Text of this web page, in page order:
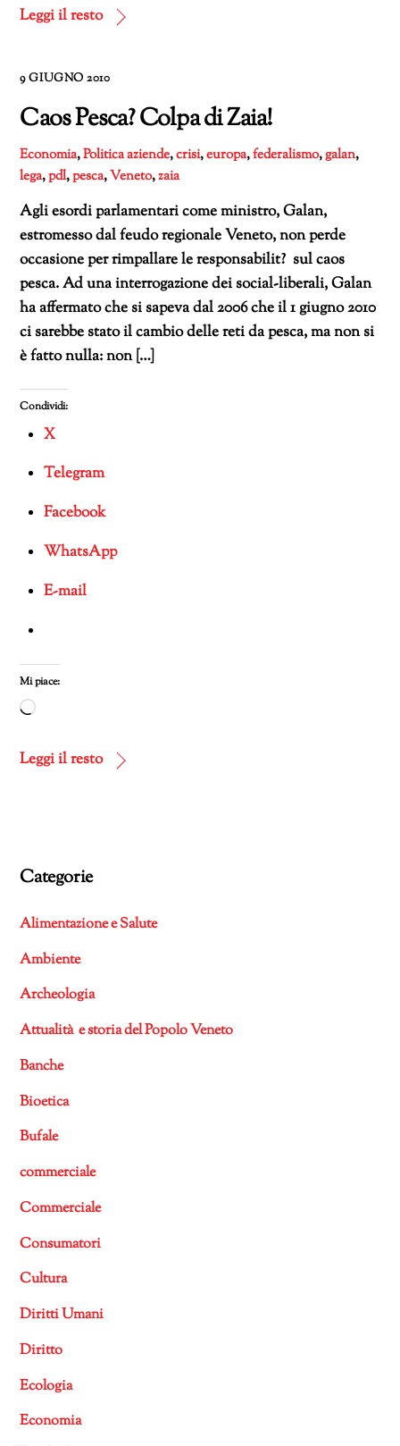
corso…
Leggi il resto
9 GIUGNO 2010
Caos Pesca? Colpa di Zaia!
Economia,Politicaaziende,crisi,europa,federalismo,galan,
lega,pdl,pesca,Veneto,zaia
Agli esordi parlamentari come ministro, Galan,
estromesso dal feudo regionale Veneto, non perde
occasione per rimpallare le responsabilit? sul caos
pesca. Ad una interrogazione dei social-liberali, Galan
ha affermato che si sapeva dal 2006 che il 1 giugno 2010
ci sarebbe stato il cambio delle reti da pesca, ma non si
è fatto nulla: non […]
Condividi:
X
Telegram
Facebook
WhatsApp
E-mail
Mi piace:
Caricamento
corso…
Leggi il resto
Categorie
Alimentazione e Salute
Ambiente
Archeologia
Attualità e storia del Popolo Veneto
Banche
Bioetica
Bufale
commerciale
Commerciale
Consumatori
Cultura
Diritti Umani
Diritto
Ecologia
Economia